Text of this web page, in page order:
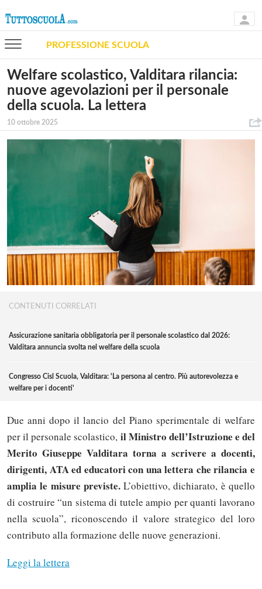
PROFESSIONE SCUOLA
Welfare scolastico, Valditara rilancia:
nuove agevolazioni per il personale
della scuola. La lettera
10 ottobre 2025
CONTENUTI CORRELATI
Assicurazione sanitaria obbligatoria per il personale scolastico dal 2026:
Valditara annuncia svolta nel welfare della scuola
Congresso Cisl Scuola, Valditara: 'La persona al centro. Più autorevolezza e
welfare per i docenti'
Due anni dopo il lancio del Piano sperimentale di welfare
per il personale scolastico, il Ministro dell’Istruzione e del
Merito Giuseppe Valditara torna a scrivere a docenti,
dirigenti, ATA ed educatori con una lettera che rilancia e
amplia le misure previste.L’obiettivo, dichiarato, è quello
di costruire “un sistema di tutele ampio per quanti lavorano
nella scuola”, riconoscendo il valore strategico del loro
contributo alla formazione delle nuove generazioni.
Leggi la lettera